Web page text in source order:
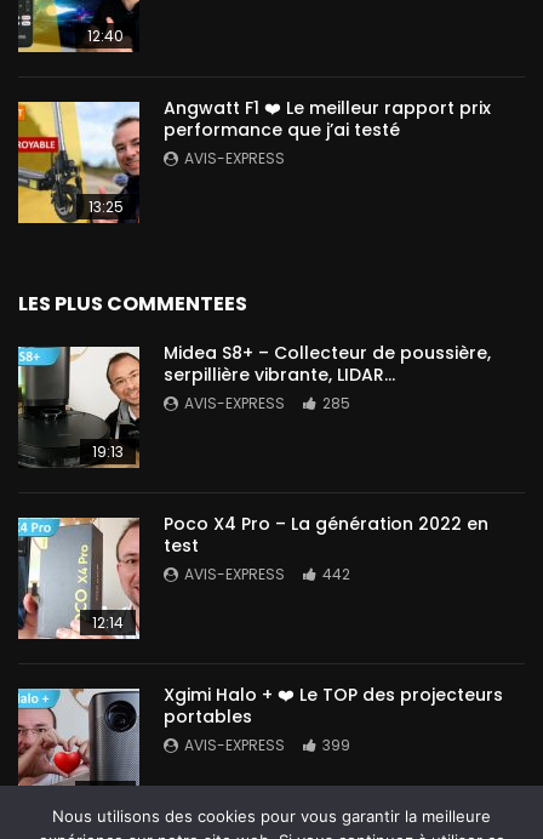
12:40
13:25
Angwatt F1 ❤️ Le meilleur rapport prix
performance que j’ai testé
AVIS-EXPRESS
LES PLUS COMMENTEES
19:13
Midea S8+ – Collecteur de poussière,
serpillière vibrante, LIDAR…
AVIS-EXPRESS 285
12:14
Poco X4 Pro – La génération 2022 en
test
AVIS-EXPRESS 442
Xgimi Halo + ❤️ Le TOP des projecteurs
portables
AVIS-EXPRESS 399
Nous utilisons des cookies pour vous garantir la meilleure